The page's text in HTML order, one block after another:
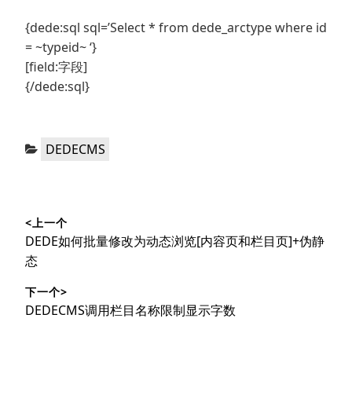
{dede:sql sql=’Select * from dede_arctype where id
= ~typeid~ ‘}
[field:字段]
{/dede:sql}
分
DEDECMS
章
导
航
<上一个
上
篇
章：
DEDE如何批量修改为动态浏览[内容页和栏目页]+伪静
态
下一个>
下
DEDECMS调用栏目名称限制显示字数